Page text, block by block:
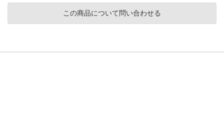
この商品について問い合わせる